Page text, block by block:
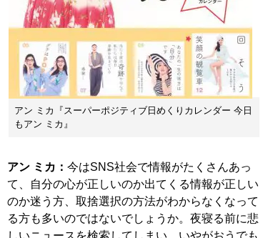
アン ミカ『スーパーポジティブ日めくりカレンダー 今日
もアン ミカ』
アン ミカ： 今はSNS社会で情報がたくさんあっ
て、自分の心が正しいのか出てくる情報が正しい
のか迷う方、取捨選択の方法がわからなくなって
る方も多いのではないでしょうか。夜寝る前に悲